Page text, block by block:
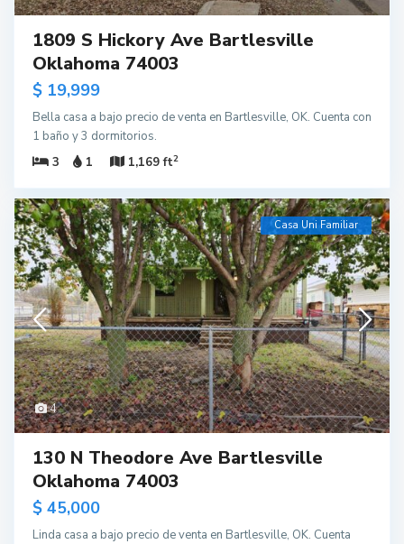
1809 S Hickory Ave Bartlesville
Oklahoma 74003
$ 19,999
Bella casa a bajo precio de venta en Bartlesville, OK. Cuenta con
1 baño y 3 dormitorios.
3
1 1,169 ft2
4
Casa Uni Familiar
130 N Theodore Ave Bartlesville
Oklahoma 74003
$ 45,000
Linda casa a bajo precio de venta en Bartlesville, OK. Cuenta